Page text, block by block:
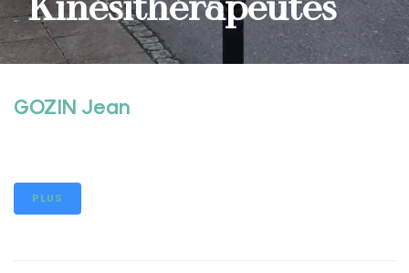
GOZIN Jean
PLUS